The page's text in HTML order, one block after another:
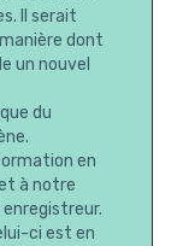
Il serait
dont
un nouvel
du
en
à notre
enregistreur.
ci est en